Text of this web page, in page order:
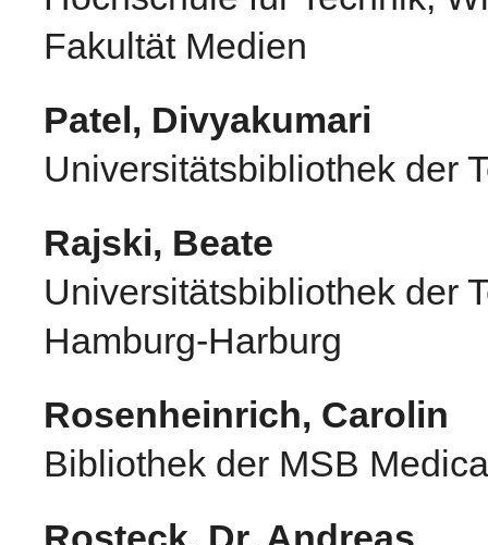
Fakultät Medien
Patel, Divyakumari
Universitätsbibliothek der
Rajski, Beate
Universitätsbibliothek der
Hamburg-Harburg
Rosenheinrich, Carolin
Bibliothek der MSB